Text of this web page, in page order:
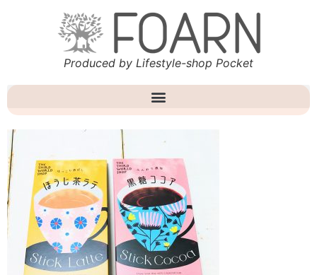
Produced by Lifestyle-shop Pocket